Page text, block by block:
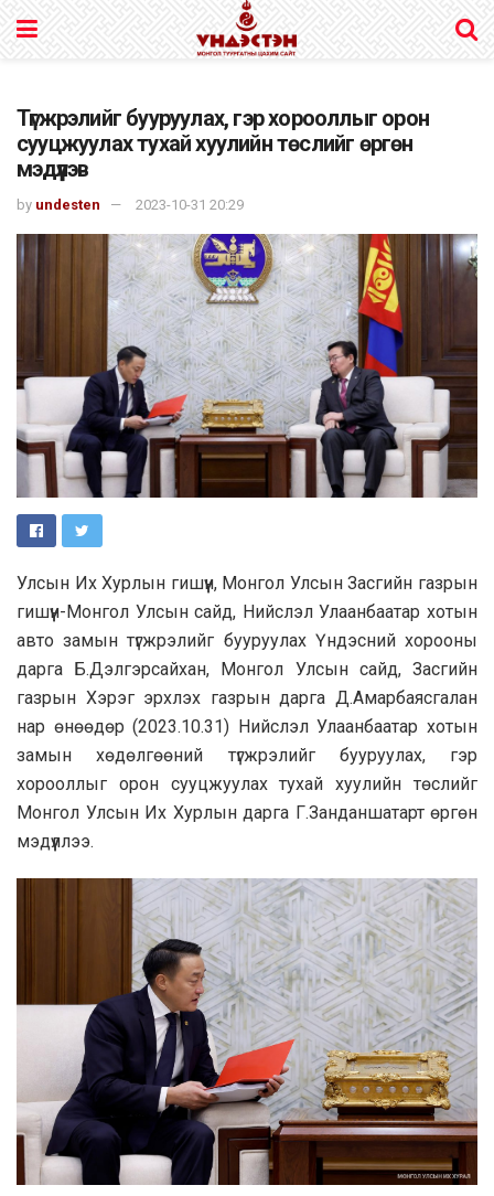
Түгжрэлийг бууруулах, гэр хорооллыг орон
сууцжуулах тухай хуулийн төслийг өргөн
мэдүүлэв
by undesten 2023-10-31 20:29
Улсын Их Хурлын гишүүн, Монгол Улсын Засгийн газрын
гишүүн-Монгол Улсын сайд, Нийслэл Улаанбаатар хотын
авто замын түгжрэлийг бууруулах Үндэсний хорооны
дарга Б.Дэлгэрсайхан, Монгол Улсын сайд, Засгийн
газрын Хэрэг эрхлэх газрын дарга Д.Амарбаясгалан
нар өнөөдөр (2023.10.31) Нийслэл Улаанбаатар хотын
замын хөдөлгөөний түгжрэлийг бууруулах, гэр
хорооллыг орон сууцжуулах тухай хуулийн төслийг
Монгол Улсын Их Хурлын дарга Г.Занданшатарт өргөн
мэдүүллээ.